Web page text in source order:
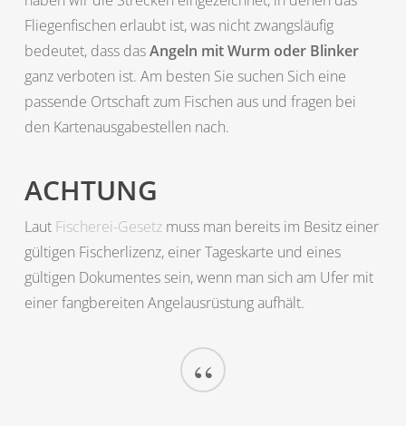
Fliegenfischen erlaubt ist, was nicht zwangsläufig
bedeutet, dass dasAngeln mit Wurm oder Blinker
ganz verboten ist. Am besten Sie suchen Sich eine
passende Ortschaft zum Fischen aus und fragen bei
den Kartenausgabestellen nach.
ACHTUNG
Laut Fischerei-Gesetzmuss man bereits im Besitz einer
gültigen Fischerlizenz, einer Tageskarte und eines
gültigen Dokumentes sein, wenn man sich am Ufer mit
einer fangbereiten Angelausrüstung aufhält.
“